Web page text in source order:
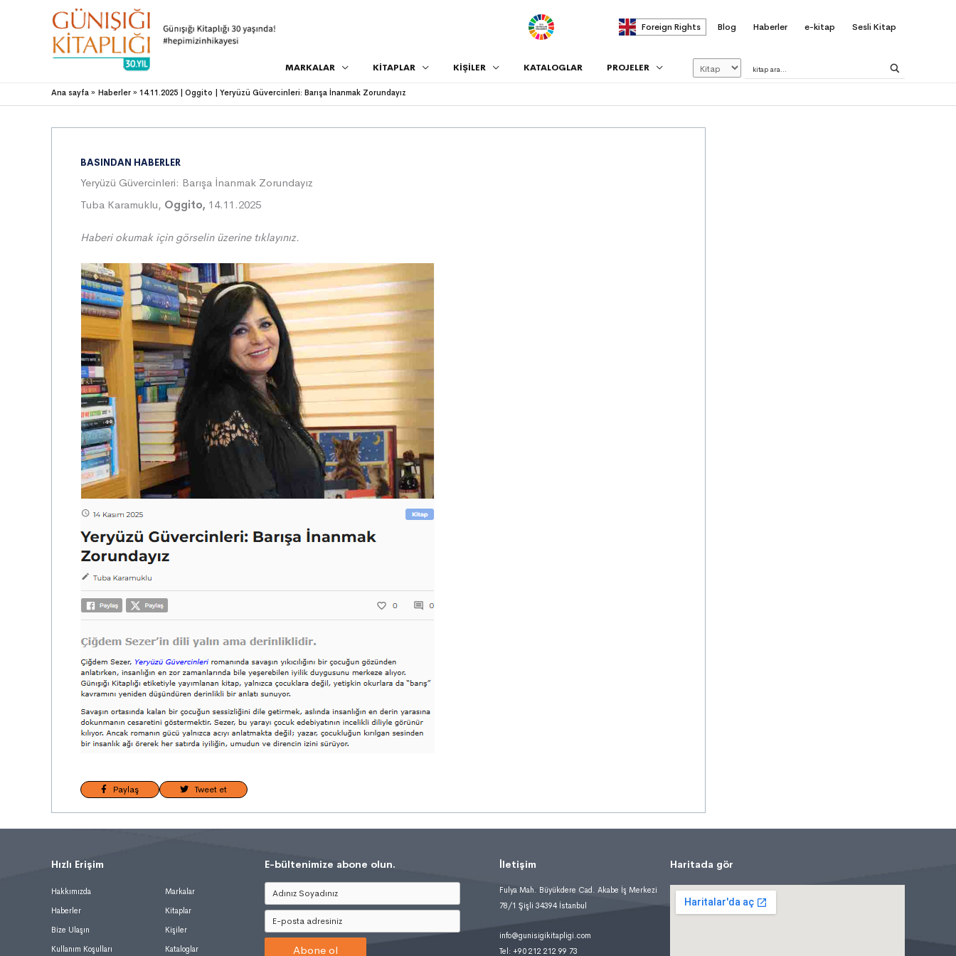
. Foreign Rights Blog Haberler e-kitap Sesli Kitap
MARKALAR KİTAPLAR KİŞİLER KATALOGLAR PROJELER
Ana sayfa Haberler 14.11.2025 | Oggito | Yeryüzü Güvercinleri: Barışa İnanmak Zorundayız
BASINDAN HABERLER
Yeryüzü Güvercinleri: Barışa İnanmak Zorundayız
Tuba Karamuklu, Oggito, 14.11.2025
Haberi okumak için görselin üzerine tıklayınız.
Paylaş Tweet et
Hızlı Erişim
Hakkımızda
Haberler
Bize Ulaşın
Kullanım Koşulları
Markalar
Kitaplar
Kişiler
Kataloglar
E-bültenimize abone olun.
Abone ol
İletişim
Fulya Mah. Büyükdere Cad. Akabe İş Merkezi
78/1 Şişli 34394 İstanbul
info@gunisigikitapligi.com
Tel: +90 212 212 99 73
Haritada gör